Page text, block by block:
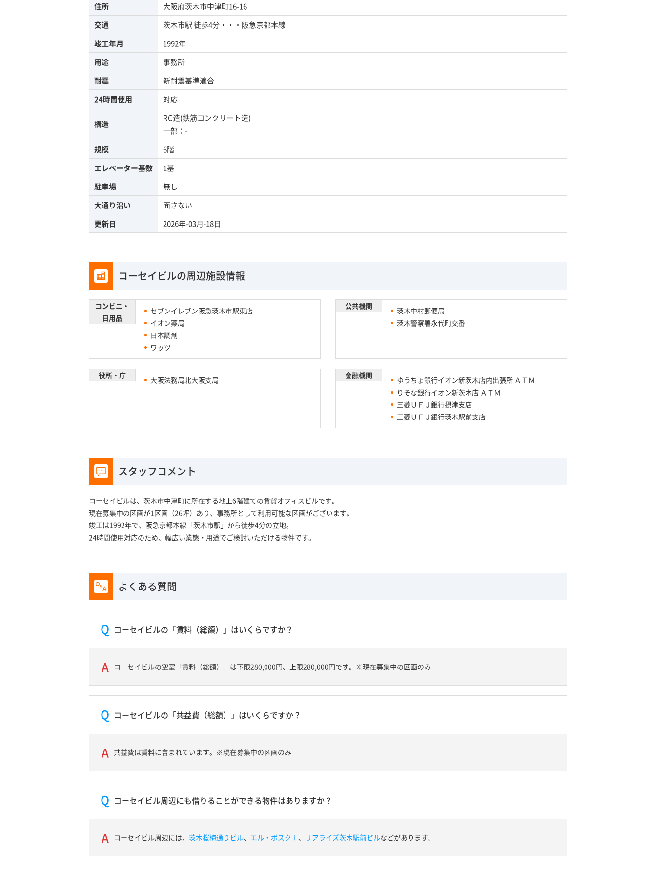
住所
大阪府茨木市中津町16-16
交通
茨木市駅徒歩4分・・・阪急京都本線
竣工年月
1992年
用途
事務所
耐震
新耐震基準適合
24時間使用
対応
構造
RC造(鉄筋コンクリート造)
一部：-
規模
6階
エレベーター基数
1基
駐車場
無し
大通り沿い
面さない
更新日
2026年-03月-18日
コーセイビルの周辺施設情報
コンビニ・
日用品
セブンイレブン阪急茨木市駅東店
イオン薬局
日本調剤
ワッツ
公共機関
茨木中村郵便局
茨木警察署永代町交番
役所・庁 大阪法務局北大阪支局 金融機関
ゆうちょ銀行イオン新茨木店内出張所 ＡＴＭ
りそな銀行イオン新茨木店 ＡＴＭ
三菱ＵＦＪ銀行摂津支店
三菱ＵＦＪ銀行茨木駅前支店
スタッフコメント
コーセイビルは、茨木市中津町に所在する地上6階建ての賃貸オフィスビルです。
現在募集中の区画が1区画（26坪）あり、事務所として利用可能な区画がございます。
竣工は1992年で、阪急京都本線「茨木市駅」から徒歩4分の立地。
24時間使用対応のため、幅広い業態・用途でご検討いただける物件です。
よくある質問
コーセイビルの「賃料（総額）」はいくらですか？
コーセイビルの空室「賃料（総額）」は下限280,000円、上限280,000円です。※現在募集中の区画のみ
コーセイビルの「共益費（総額）」はいくらですか？
共益費は賃料に含まれています。※現在募集中の区画のみ
コーセイビル周辺にも借りることができる物件はありますか？
コーセイビル周辺には、 茨木桜梅通りビル、 エル・ボスクⅠ 、 リアライズ茨木駅前ビルなどがあります。